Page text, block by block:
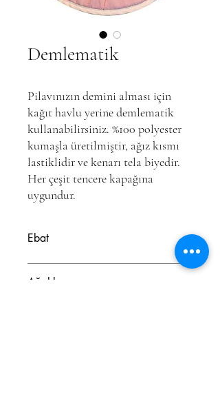
Demlematik
Pilavınızın demini alması için
kağıt havlu yerine demlematik
kullanabilirsiniz. %100 polyester
kumaşla üretilmiştir, ağız kısmı
lastiklidir ve kenarı tela biyedir.
Her çeşit tencere kapağına
uygundur.
Ebat
Ağırlık